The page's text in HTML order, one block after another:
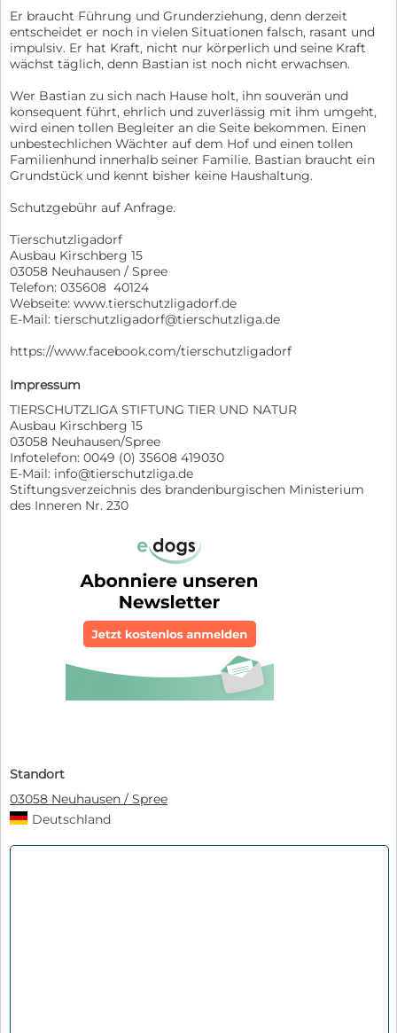
Er braucht Führung und Grunderziehung, denn derzeit
entscheidet er noch in vielen Situationen falsch, rasant und
impulsiv. Er hat Kraft, nicht nur körperlich und seine Kraft
wächst täglich, denn Bastian ist noch nicht erwachsen.
Wer Bastian zu sich nach Hause holt, ihn souverän und
konsequent führt, ehrlich und zuverlässig mit ihm umgeht,
wird einen tollen Begleiter an die Seite bekommen. Einen
unbestechlichen Wächter auf dem Hof und einen tollen
Familienhund innerhalb seiner Familie. Bastian braucht ein
Grundstück und kennt bisher keine Haushaltung.
Schutzgebühr auf Anfrage.
Tierschutzligadorf
Ausbau Kirschberg 15
03058 Neuhausen / Spree
Telefon: 035608 40124
Webseite: www.tierschutzligadorf.de
E-Mail: tierschutzligadorf@tierschutzliga.de
https://www.facebook.com/tierschutzligadorf
Impressum
TIERSCHUTZLIGA STIFTUNG TIER UND NATUR
Ausbau Kirschberg 15
03058 Neuhausen/Spree
Infotelefon: 0049 (0) 35608 419030
E-Mail: info@tierschutzliga.de
Stiftungsverzeichnis des brandenburgischen Ministerium
des Inneren Nr. 230
Standort
03058 Neuhausen / Spree
Deutschland